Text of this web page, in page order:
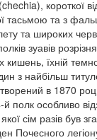
короткої
тасьмою та з
та широких
зуавів
їхній
з найбільш
в 1870
й полк особливо
якої сім разів був
Почесного